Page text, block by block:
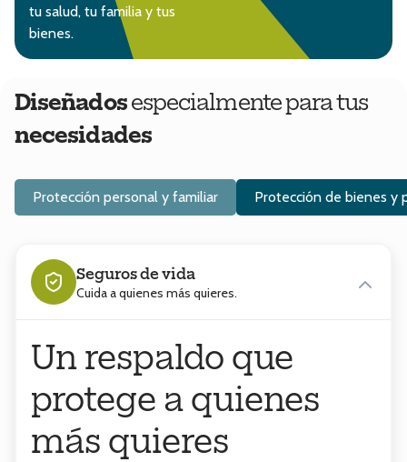
tu salud, tu familia y tus
bienes.
Diseñadosespecialmente para tus
necesidades
Protección personal y familiar Protección de bienes y
Seguros de vida
Cuida a quienes más quieres.
Un respaldo que
protege a quienes
más quieres